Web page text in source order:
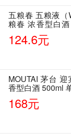
五粮春 五粮液（
粮春 浓香型白
500ml*2瓶 含酒具
124.6元
MOUTAI 茅台
香型白酒 500ml
168元